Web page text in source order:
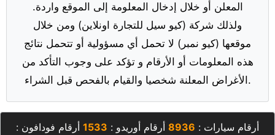
المعلن أو خلال إدخال المعلومة إلى الموقع واردة.
ولذلك شركة (كيو سيل للتجارة اونلاين) ومن خلال
موقعها (كيو نمبر) لا تحمل أي مسؤولية أو تتحمل نتائج
هذه المعلومات أو الأرقام و تؤكد على وجوب التأكد من
الأغراض المعلنة شخصيا والقيام بالفحص قبل الشراء.
أرقام سيارات : 8936 أرقام أوريدو : 1533 أرقام فودافون :